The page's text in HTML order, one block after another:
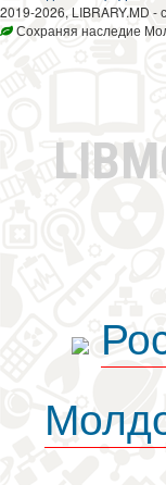
2019-2026, LIBRARY.MD -
Сохраняя наследие